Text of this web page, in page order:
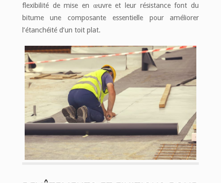
flexibilité de mise en œuvre et leur résistance font du
bitume une composante essentielle pour améliorer
l’étanchéité d’un toit plat.